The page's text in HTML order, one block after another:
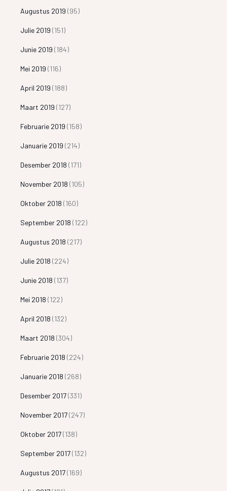
Augustus 2019 (95)
Julie 2019 (151)
Junie 2019 (184)
Mei 2019 (116)
April 2019 (188)
Maart 2019 (127)
Februarie 2019 (158)
Januarie 2019 (214)
Desember 2018 (171)
November 2018 (105)
Oktober 2018 (160)
September 2018 (122)
Augustus 2018 (217)
Julie 2018 (224)
Junie 2018 (137)
Mei 2018 (122)
April 2018 (132)
Maart 2018 (304)
Februarie 2018 (224)
Januarie 2018 (268)
Desember 2017(331)
November 2017(247)
Oktober 2017(138)
September 2017(132)
Augustus 2017(169)